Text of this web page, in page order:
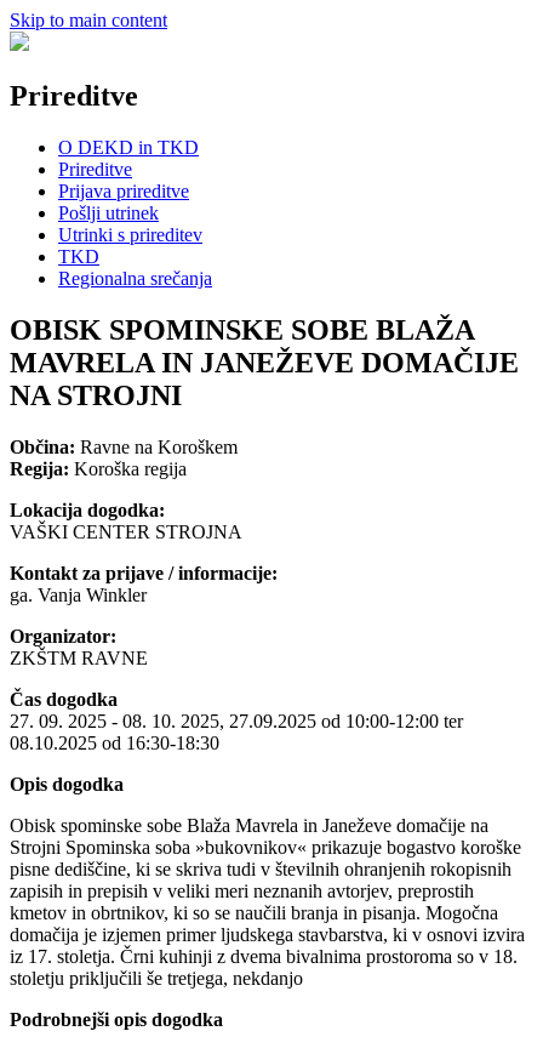
Skip to main content
Prireditve
O DEKD in TKD
Prireditve
Prijava prireditve
Pošlji utrinek
Utrinki s prireditev
TKD
Regionalna srečanja
OBISK SPOMINSKE SOBE BLAŽA
MAVRELA IN JANEŽEVE DOMAČIJE
NA STROJNI
Občina: Ravne na Koroškem
Regija: Koroška regija
Lokacija dogodka:
VAŠKI CENTER STROJNA
Kontakt za prijave / informacije:
ga. Vanja Winkler
Organizator:
ZKŠTM RAVNE
Čas dogodka
27. 09. 2025 - 08. 10. 2025, 27.09.2025 od 10:00-12:00 ter
08.10.2025 od 16:30-18:30
Opis dogodka
Obisk spominske sobe Blaža Mavrela in Janeževe domačije na
Strojni Spominska soba »bukovnikov« prikazuje bogastvo koroške
pisne dediščine, ki se skriva tudi v številnih ohranjenih rokopisnih
zapisih in prepisih v veliki meri neznanih avtorjev, preprostih
kmetov in obrtnikov, ki so se naučili branja in pisanja. Mogočna
domačija je izjemen primer ljudskega stavbarstva, ki v osnovi izvira
iz 17. stoletja. Črni kuhinji z dvema bivalnima prostoroma so v 18.
stoletju priključili še tretjega, nekdanjo
Podrobnejši opis dogodka